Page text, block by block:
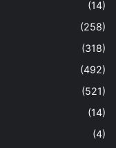
(14)
(258)
(318)
(492)
(521)
(14)
(4)